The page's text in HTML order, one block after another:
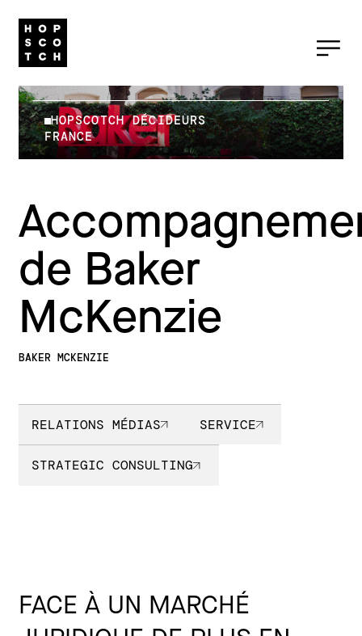
HOPSCOTCH DÉCIDEURS
FRANCE
de Baker
McKenzie
BAKER MCKENZIE
RELATIONS MÉDIAS SERVICE
STRATEGIC CONSULTING
FACE À UN MARCHÉ